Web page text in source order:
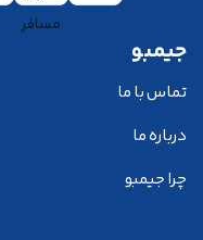
جیمبو
تماس با ما
درباره ما
چرا جیمبو